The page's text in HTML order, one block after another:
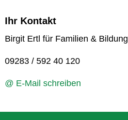
Ihr Kontakt
Birgit Ertl für Familien & Bildung
09283 / 592 40 120
@ E-Mail schreiben